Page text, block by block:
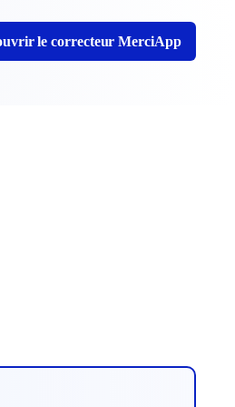
le correcteur MerciApp